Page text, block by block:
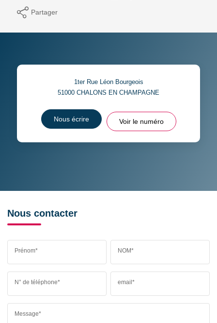
Partager
1ter Rue Léon Bourgeois
51000 CHALONS EN CHAMPAGNE
Nous écrire Voir le numéro
Nous contacter
Prénom* NOM*
N° de téléphone* email*
Message*